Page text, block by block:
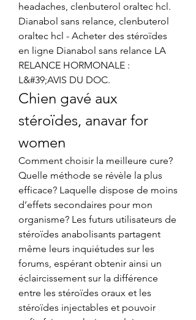
headaches, clenbuterol oraltec hcl.
Dianabol sans relance, clenbuterol
oraltec hcl - Acheter des stéroïdes
en ligne Dianabol sans relance LA
RELANCE HORMONALE :
L&#39;AVIS DU DOC.
Chien gavé aux
stéroïdes, anavar for
women
Comment choisir la meilleure cure?
Quelle méthode se révèle la plus
efficace? Laquelle dispose de moins
d’effets secondaires pour mon
organisme? Les futurs utilisateurs de
stéroïdes anabolisants partagent
même leurs inquiétudes sur les
forums, espérant obtenir ainsi un
éclaircissement sur la différence
entre les stéroïdes oraux et les
stéroïdes injectables et pouvoir